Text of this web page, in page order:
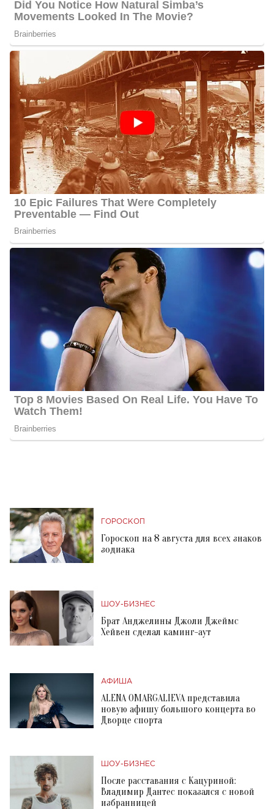
ГОРОСКОП
Гороскоп на 8 августа для всех знаков
зодиака
ШОУ-БИЗНЕС
Брат Анджелины Джоли Джеймс
Хейвен сделал каминг-аут
АФИША
ALENA OMARGALIEVA представила
новую афишу большого концерта во
Дворце спорта
ШОУ-БИЗНЕС
После расставания с Кацуриной:
Владимир Дантес показался с новой
избранницей